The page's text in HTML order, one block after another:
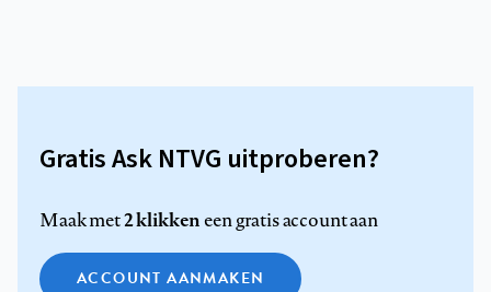
Gratis Ask NTVG uitproberen?
Maak met2 klikkeneen gratis account aan
ACCOUNT AANMAKEN